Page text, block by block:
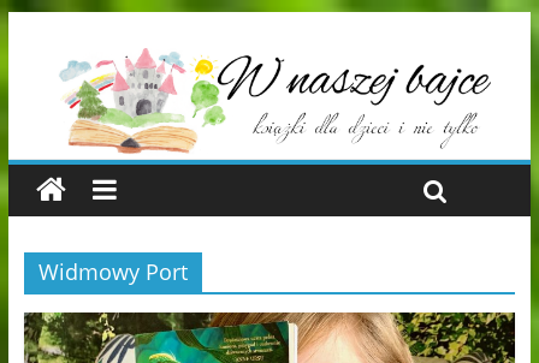
Widmowy Port